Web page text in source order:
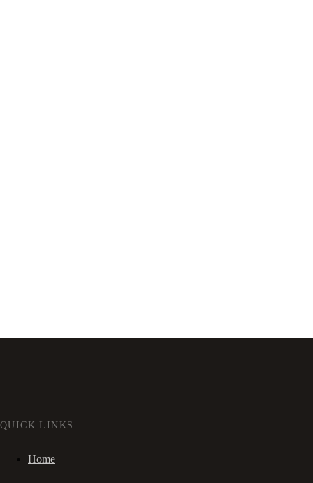
QUICK LINKS
Home